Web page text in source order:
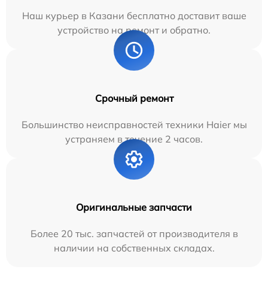
Наш курьер в Казани бесплатно доставит ваше
устройство на ремонт и обратно.
Срочный ремонт
Большинство неисправностей техники Haier мы
устраняем в течение 2 часов.
Оригинальные запчасти
Более 20 тыс. запчастей от производителя в
наличии на собственных складах.